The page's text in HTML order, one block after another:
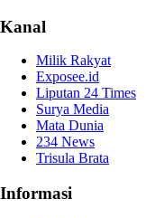
Kanal
Milik Rakyat
Exposee.id
Liputan 24 Times
Surya Media
Mata Dunia
234 News
Trisula Brata
Informasi